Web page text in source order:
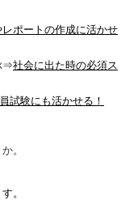
レポートの作成に活かせ
⇒社会に出た時の必須ス
試験にも活かせる！
。
。